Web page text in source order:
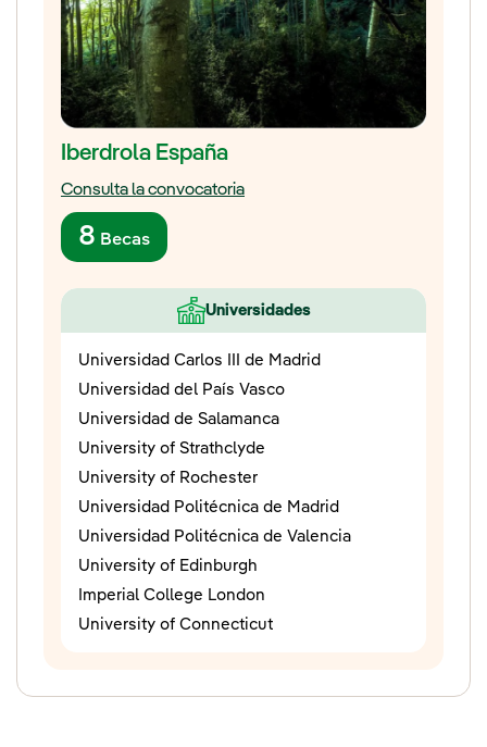
Iberdrola España
Consulta la convocatoria
8 Becas
Universidades
Universidad Carlos III de Madrid
Universidad del País Vasco
Universidad de Salamanca
University of Strathclyde
University of Rochester
Universidad Politécnica de Madrid
Universidad Politécnica de Valencia
University of Edinburgh
Imperial College London
University of Connecticut